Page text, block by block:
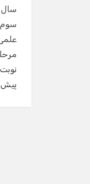
سال 1391
سوم
پیش